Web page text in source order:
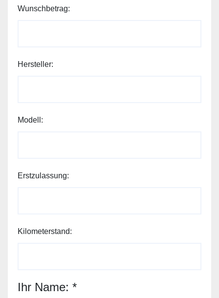
Wunschbetrag:
Email:
Hersteller:
Modell:
Erstzulassung:
Kilometerstand:
Ihr Name: *